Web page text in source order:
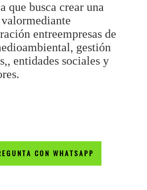
que busca crear una
valormediante
entreempresas de
gestión
entidades sociales y
CON WHATSAPP